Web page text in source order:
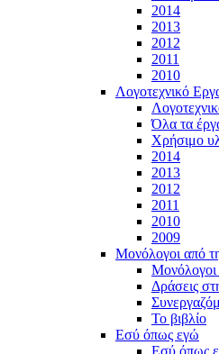
2014
2013
2012
2011
2010
Λογοτεχνικό
Όλα τα
Χρήσιμο
2014
2013
2012
2011
2010
2009
Μονόλογοι από
Μονόλογοι
Δράσεις
To βιβλίο
Εσύ όπως εγώ
Εσύ όπως